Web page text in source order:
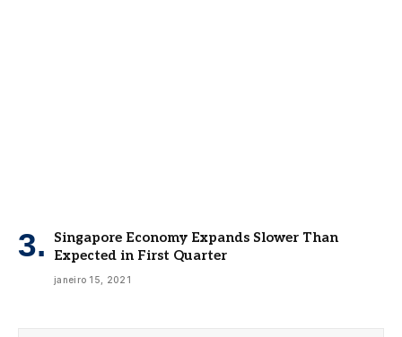
Singapore Economy Expands Slower Than
Expected in First Quarter
janeiro 15, 2021